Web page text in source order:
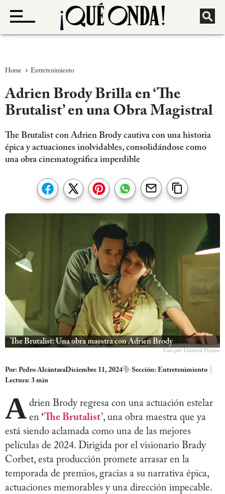
Home > Entretenimiento
Adrien Brody Brilla en ‘The
Brutalist’ en una Obra Magistral
The Brutalist con Adrien Brody cautiva con una historia
épica y actuaciones inolvidables, consolidándose como
una obra cinematográfica imperdible
The Brutalist: Una obra maestra con Adrien Brody
Foto por: Universal Pictures
Por: Pedro AlcántaraDiciembre 11, 2024 Sección: Entretenimiento
Lectura: 3 min
A drien Brody regresa con una actuación estelar
en ‘The Brutalist’, una obra maestra que ya
está siendo aclamada como una de las mejores
películas de 2024. Dirigida por el visionario Brady
Corbet, esta producción promete arrasar en la
temporada de premios, gracias a su narrativa épica,
actuaciones memorables y una dirección impecable.